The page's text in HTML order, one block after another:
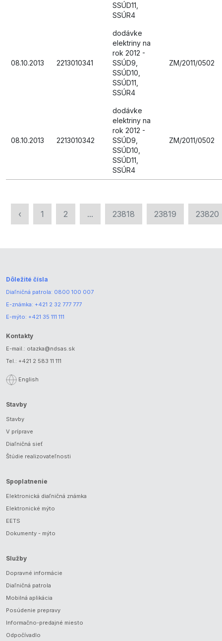
SSÚD11,
SSÚR4
08.10.2013 2213010341
dodávke
elektriny na
rok 2012 -
SSÚD9,
SSÚD10,
SSÚD11,
SSÚR4
ZM/2011/0502
08.10.2013 2213010342
dodávke
elektriny na
rok 2012 -
SSÚD9,
SSÚD10,
SSÚD11,
SSÚR4
ZM/2011/0502
‹ 1 2 ... 23818 23819 23820
Dôležité čísla
Diaľničná patrola: 0800 100 007
E-známka: +421 2 32 777 777
E-mýto: +421 35 111 111
Kontakty
E-mail.: otazka@ndsas.sk
Tel.: +421 2 583 11 111
English
Stavby
Stavby
V príprave
Diaľničná sieť
Štúdie realizovateľnosti
Spoplatnenie
Elektronická diaľničná známka
Elektronické mýto
EETS
Dokumenty - mýto
Služby
Dopravné informácie
Diaľničná patrola
Mobilná aplikácia
Posúdenie prepravy
Informačno-predajné miesto
Odpočívadlo